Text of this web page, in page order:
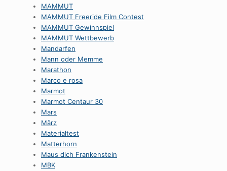
MAMMUT
MAMMUT Freeride Film Contest
MAMMUT Gewinnspiel
MAMMUT Wettbewerb
Mandarfen
Mann oder Memme
Marathon
Marco e rosa
Marmot
Marmot Centaur 30
Mars
März
Materialtest
Matterhorn
Maus dich Frankenstein
MBK